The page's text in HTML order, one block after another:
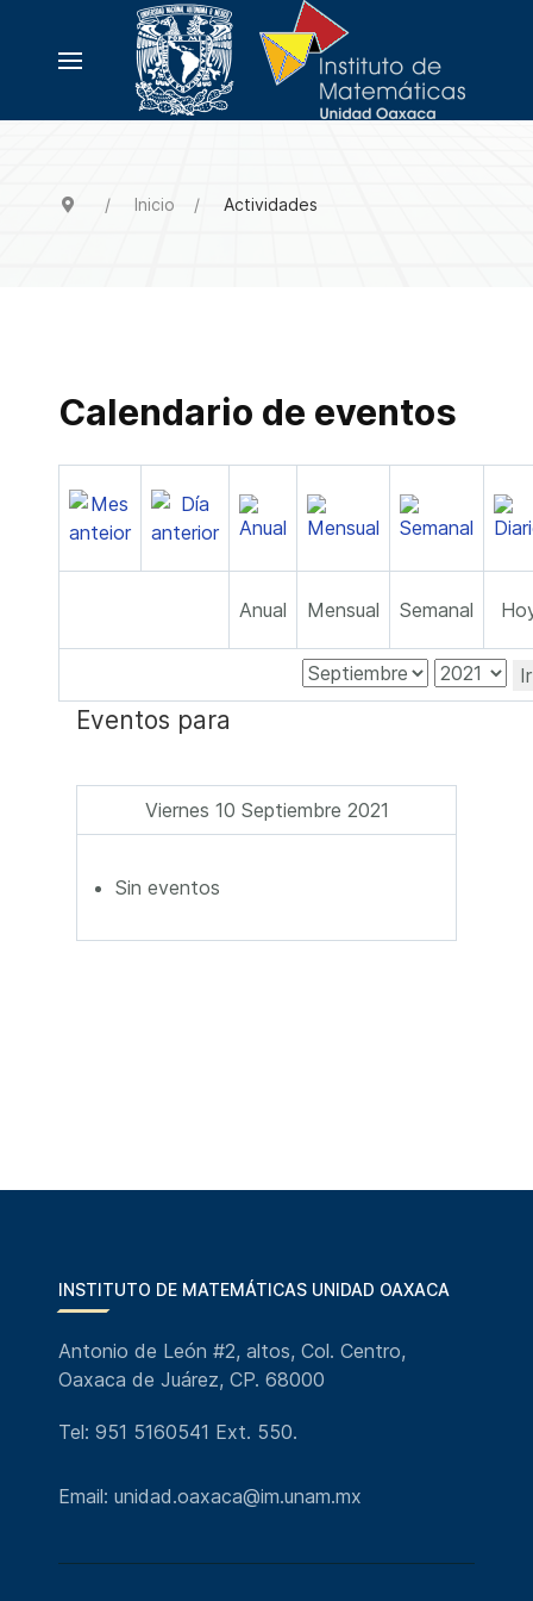
Inicio Actividades
Calendario de eventos
Anual Mensual Semanal
Eventos para
Viernes 10 Septiembre 2021
Sin eventos
INSTITUTO DE MATEMÁTICAS UNIDAD OAXACA
Antonio de León #2, altos, Col. Centro,
Oaxaca de Juárez, CP. 68000
Tel: 951 5160541 Ext. 550.
Email: unidad.oaxaca@im.unam.mx